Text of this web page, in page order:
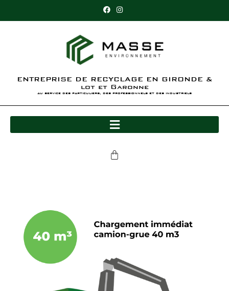
ENTREPRISE DE RECYCLAGE EN GIRONDE &
lot et Garonne
au service des particuliers, des professionnels et des industriels